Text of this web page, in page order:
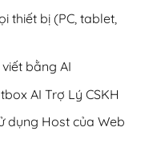
thiết bị (PC, tablet,
bằng AI
AI Trợ Lý CSKH
dụng Host của Web